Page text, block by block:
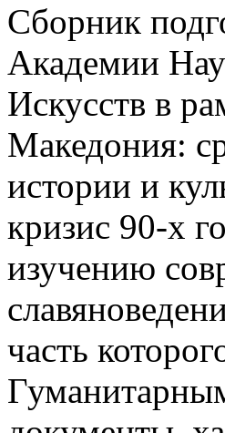
Сборник
Академии
Искусств в
Македония:
истории и
кризис 90-х
изучению
часть